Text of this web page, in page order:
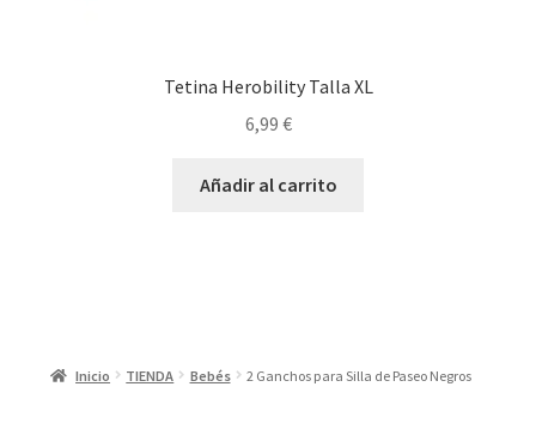
Tetina Herobility Talla XL
6,99 €
Añadir al carrito
Inicio TIENDA Bebés 2 Ganchos para Silla de Paseo Negros